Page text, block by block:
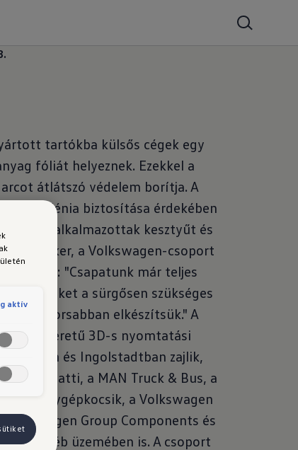
tartókba külsős cégek egy
fóliát helyeznek. Ezekkel a
arcot átlátszó védelem borítja. A
higiénia biztosítása érdekében
alkalmazottak kesztyűt és
Walker, a Volkswagen-csoport
"Csapatunk már teljes
hogy ezeket a sürgősen szükséges
leggyorsabban elkészítsük." A
a nagyméretű 3D-s nyomtatási
és Ingolstadtban zajlik,
a Bugatti, a MAN Truck & Bus, a
személygépkocsik, a Volkswagen
Group Components és
egyéb üzemében is. A csoport
aktív